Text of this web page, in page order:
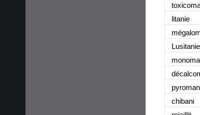
litanie
Lusitanie
chibani